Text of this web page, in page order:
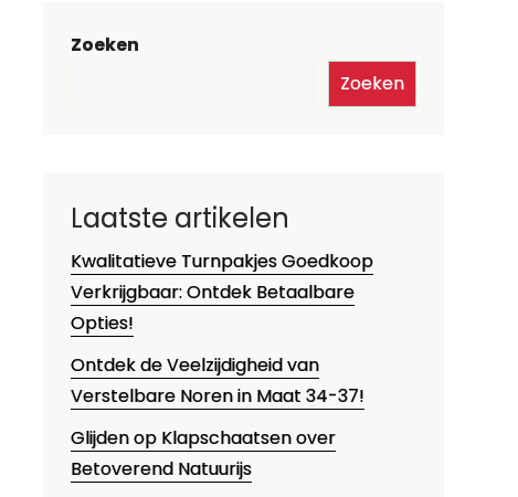
Zoeken
Zoeken
Laatste artikelen
Kwalitatieve Turnpakjes Goedkoop
Verkrijgbaar: Ontdek Betaalbare
Opties!
Ontdek de Veelzijdigheid van
Verstelbare Noren in Maat 34-37!
Glijden op Klapschaatsen over
Betoverend Natuurijs